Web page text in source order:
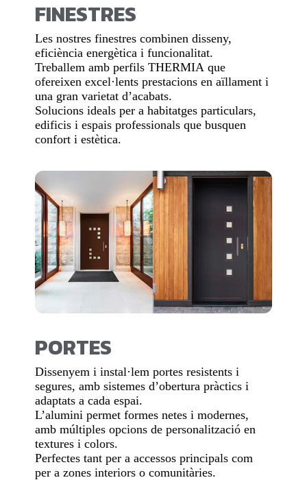
FINESTRES
Les nostres finestres combinen disseny,
eficiència energètica i funcionalitat.
Treballem amb perfilsTHERMIAque
ofereixen excel·lents prestacions en aïllament i
una gran varietat d’acabats.
Solucions ideals per a habitatges particulars,
edificis i espais professionals que busquen
confort i estètica.
PORTES
Dissenyem i instal·lem portes resistents i
segures, amb sistemes d’obertura pràctics i
adaptats a cada espai.
L’alumini permet formes netes i modernes,
amb múltiples opcions de personalització en
textures i colors.
Perfectes tant per a accessos principals com
per a zones interiors o comunitàries.